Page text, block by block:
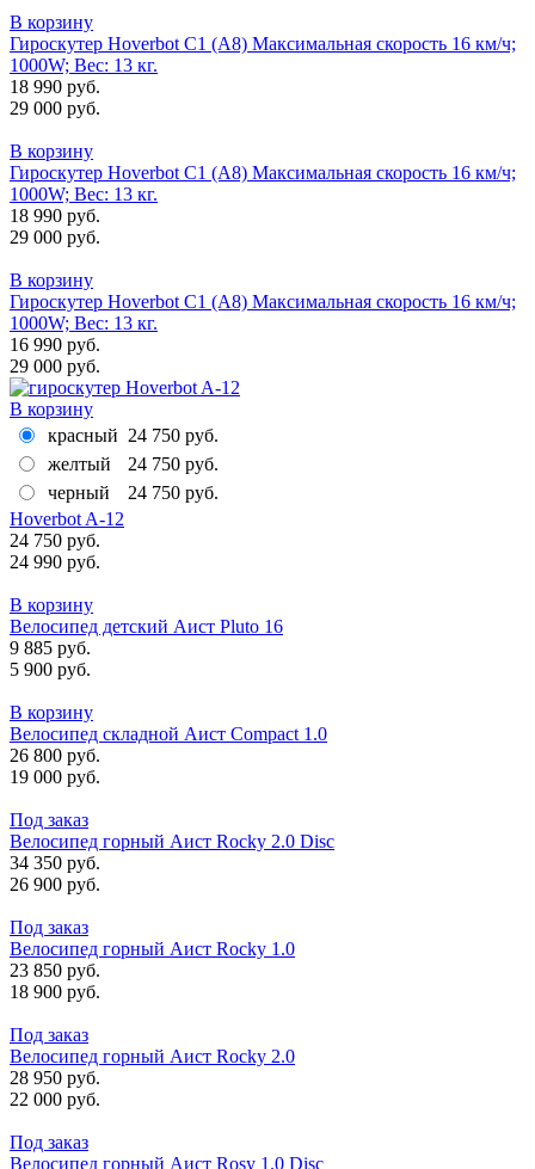
В корзину
Гироскутер Hoverbot C1 (А8) Максимальная скорость 16 км/ч;
1000W; Вес: 13 кг.
18 990 руб.
29 000 руб.
В корзину
Гироскутер Hoverbot C1 (А8) Максимальная скорость 16 км/ч;
1000W; Вес: 13 кг.
18 990 руб.
29 000 руб.
В корзину
Гироскутер Hoverbot C1 (А8) Максимальная скорость 16 км/ч;
1000W; Вес: 13 кг.
16 990 руб.
29 000 руб.
В корзину
красный 24 750 руб.
желтый
24 750 руб.
черный
24 750 руб.
Hoverbot A-12
24 750 руб.
24 990 руб.
В корзину
Велосипед детский Аист Pluto 16
9 885 руб.
5 900 руб.
В корзину
Велосипед складной Аист Compact 1.0
26 800 руб.
19 000 руб.
Под заказ
Велосипед горный Аист Rocky 2.0 Disc
34 350 руб.
26 900 руб.
Под заказ
Велосипед горный Аист Rocky 1.0
23 850 руб.
18 900 руб.
Под заказ
Велосипед горный Аист Rocky 2.0
28 950 руб.
22 000 руб.
Под заказ
Велосипед горный Аист Rosy 1.0 Disc